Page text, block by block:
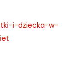
i-dziecka-w-